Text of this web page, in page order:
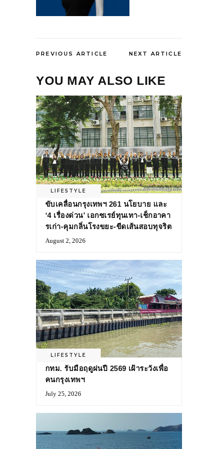
PREVIOUS ARTICLE NEXT ARTICLE
YOU MAY ALSO LIKE
LIFESTYLE
ขับเคลื่อนกรุงเทพฯ 261 นโยบาย และ
‘4 เรื่องด่วน’ เอกซเรย์ทุนเทา-เช็กอาคา
รเก่า-คุมกลิ่นโรงขยะ-ขีดเส้นสอบทุจริต
August 2, 2026
LIFESTYLE
กทม. รับมือฤดูฝนปี 2569 เฝ้าระวังเพื่อ
คนกรุงเทพฯ
July 25, 2026